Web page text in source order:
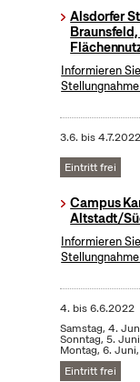
Alsdorfer
Informieren
3.6. bis4.7.2022
Eintritt frei
Campus
Altstadt/
Informieren
4. bis6.6.2022
Samstag, 4.
Sonntag, 5.
Montag, 6.
Eintritt frei